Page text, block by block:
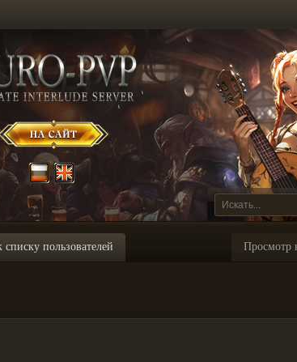
Просмотр
пользователей